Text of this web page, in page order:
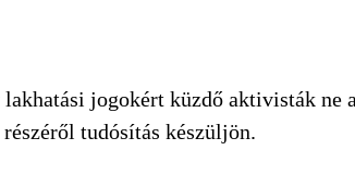
jogokért küzdő aktivisták ne
tudósítás készüljön.